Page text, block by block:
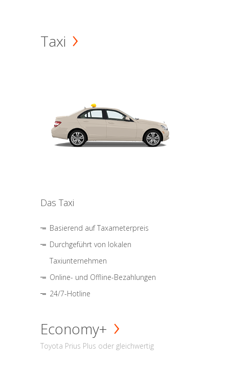
Taxi
Das Taxi
Basierend auf Taxameterpreis
Durchgeführt von lokalen
Taxiunternehmen
Online- und Offline-Bezahlungen
24/7-Hotline
Economy+
Toyota Prius Plus oder gleichwertig